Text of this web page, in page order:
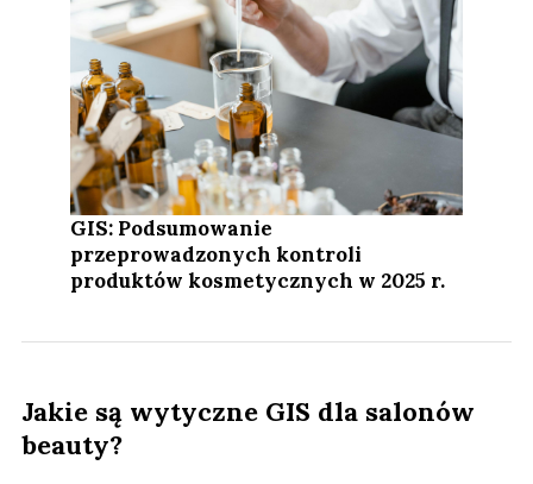
GIS: Podsumowanie
przeprowadzonych kontroli
produktów kosmetycznych w 2025 r.
Jakie są wytyczne GIS dla salonów
beauty?